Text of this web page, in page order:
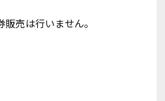
売は行いません。